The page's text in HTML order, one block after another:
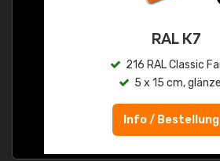
RAL K7
216 RAL Classic
5 x 15 cm,
Info / Bestellung